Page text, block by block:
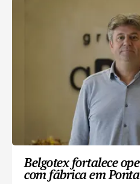
Belgotex fortalece
com fábrica em Ponta